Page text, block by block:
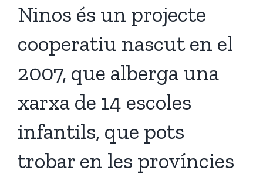
Ninos és un projecte
cooperatiu nascut en el
2007, que alberga una
xarxa de 14 escoles
infantils, que pots
trobar en les províncies